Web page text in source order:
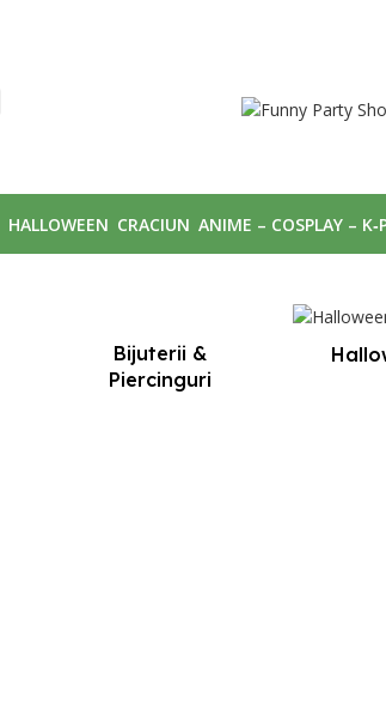
HALLOWEEN CRACIUN ANIME – COSPLAY –
Bijuterii &
Piercinguri